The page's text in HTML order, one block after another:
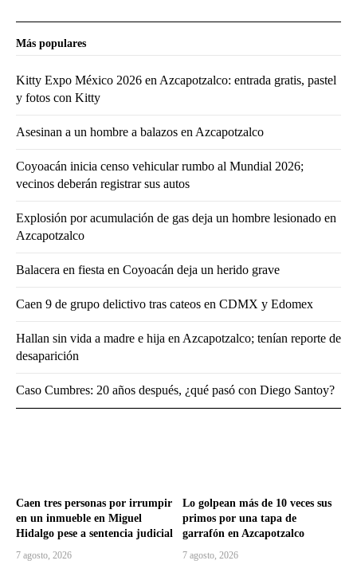
Caen tres personas por irrumpir
en un inmueble en Miguel
Hidalgo pese a sentencia judicial
7 agosto, 2026
Lo golpean más de 10 veces sus
primos por una tapa de
garrafón en Azcapotzalco
7 agosto, 2026
Más populares
Kitty Expo México 2026 en Azcapotzalco: entrada gratis, pastel
y fotos con Kitty
Asesinan a un hombre a balazos en Azcapotzalco
Coyoacán inicia censo vehicular rumbo al Mundial 2026;
vecinos deberán registrar sus autos
Explosión por acumulación de gas deja un hombre lesionado en
Azcapotzalco
Balacera en fiesta en Coyoacán deja un herido grave
Caen 9 de grupo delictivo tras cateos en CDMX y Edomex
Hallan sin vida a madre e hija en Azcapotzalco; tenían reporte de
desaparición
Caso Cumbres: 20 años después, ¿qué pasó con Diego Santoy?